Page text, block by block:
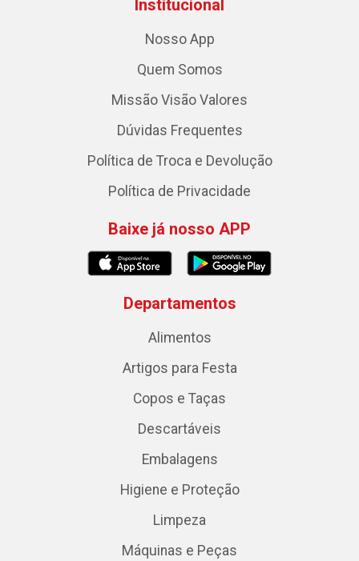
Institucional
Nosso App
Quem Somos
Missão Visão Valores
Dúvidas Frequentes
Política de Troca e Devolução
Política de Privacidade
Baixe já nosso APP
Departamentos
Alimentos
Artigos para Festa
Copos e Taças
Descartáveis
Embalagens
Higiene e Proteção
Limpeza
Máquinas e Peças